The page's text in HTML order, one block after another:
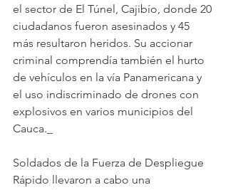
el sector de El Túnel, Cajibío, donde 20
ciudadanos fueron asesinados y 45
más resultaron heridos. Su accionar
criminal comprendía también el hurto
de vehículos en la vía Panamericana y
el uso indiscriminado de drones con
explosivos en varios municipios del
Cauca._
Soldados de la Fuerza de Despliegue
Rápido llevaron a cabo una